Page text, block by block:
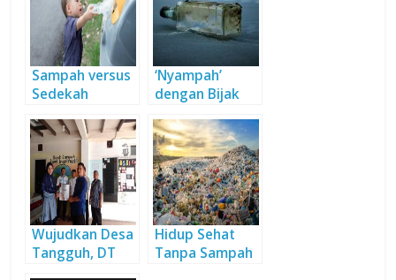
Sampah versus
Sedekah
‘Nyampah’
dengan Bijak
Wujudkan Desa
Tangguh, DT
Hidup Sehat
Tanpa Sampah